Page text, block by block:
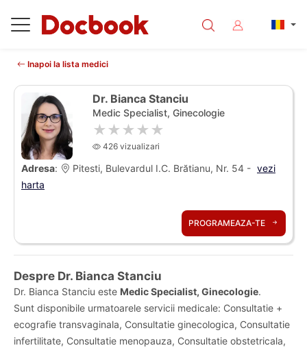
Inapoi la lista medici
Dr. Bianca Stanciu
Medic Specialist, Ginecologie
★★★★★
426 vizualizari
Adresa: Pitesti, Bulevardul I.C. Brătianu, Nr. 54 - vezi
harta
PROGRAMEAZA-TE
Despre Dr. Bianca Stanciu
Dr. Bianca Stanciu este Medic Specialist, Ginecologie.
Sunt disponibile urmatoarele servicii medicale: Consultatie +
ecografie transvaginala, Consultatie ginecologica, Consultatie
infertilitate, Consultatie menopauza, Consultatie obstetricala,